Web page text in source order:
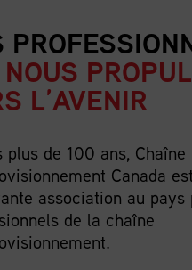
L’AVENIR
plus de 100 ans, Chaîne
Canada
association au pays
de la chaîne